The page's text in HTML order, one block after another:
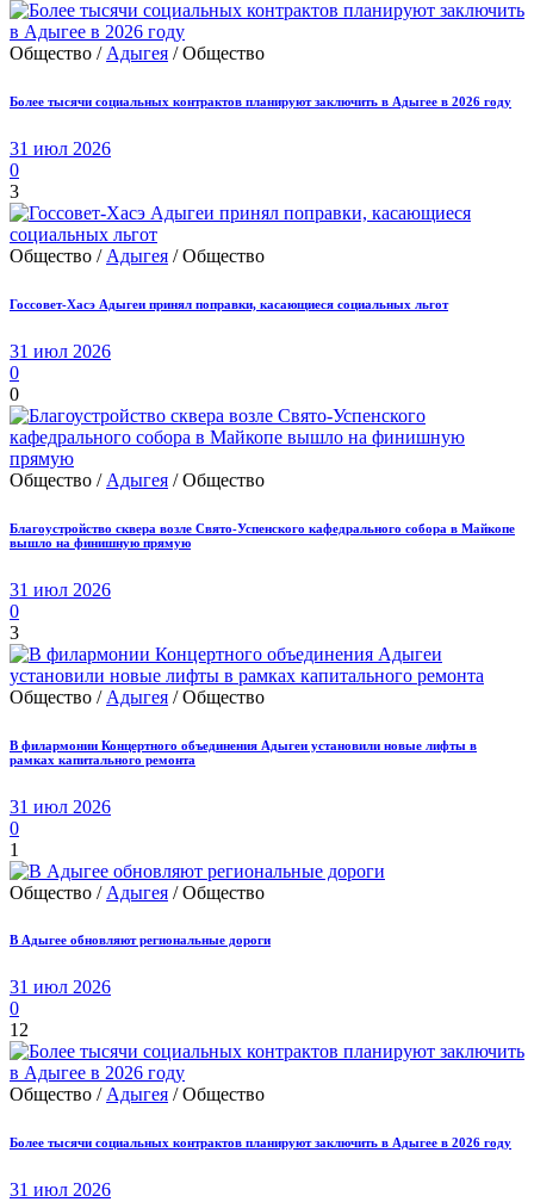
Общество / Адыгея / Общество
Более тысячи социальных контрактов планируют заключить в Адыгее в 2026 году
31 июл 2026
0
3
Общество / Адыгея / Общество
Госсовет-Хасэ Адыгеи принял поправки, касающиеся социальных льгот
31 июл 2026
0
0
Общество / Адыгея / Общество
Благоустройство сквера возле Свято-Успенского кафедрального собора в Майкопе
вышло на финишную прямую
31 июл 2026
0
3
Общество / Адыгея / Общество
В филармонии Концертного объединения Адыгеи установили новые лифты в
рамках капитального ремонта
31 июл 2026
0
1
Общество / Адыгея / Общество
В Адыгее обновляют региональные дороги
31 июл 2026
0
12
Общество /Адыгея / Общество
Более тысячи социальных контрактов планируют заключить в Адыгее в 2026 году
31 июл 2026